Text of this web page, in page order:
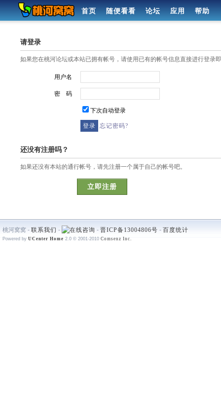
首页 随便看看 论坛 应用 帮助
请登录
如果您在桃河论坛或本站已拥有帐号，请使用已有的帐号信息直接进行登录
用户名
密 码
下次自动登录
忘记密码?
还没有注册吗？
如果还没有本站的通行帐号，请先注册一个属于自己的帐号吧。
立即注册
桃河窝窝 - 联系我们 - - 晋ICP备13004806号 - 百度统计
Powered by UCenter Home 2.0 © 2001-2010 Comsenz Inc.